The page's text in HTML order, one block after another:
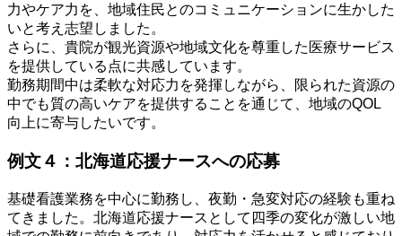
力やケア力を、地域住民とのコミュニケーションに生かした
いと考え志望しました。
さらに、貴院が観光資源や地域文化を尊重した医療サービス
を提供している点に共感しています。
勤務期間中は柔軟な対応力を発揮しながら、限られた資源の
中でも質の高いケアを提供することを通じて、地域のQOL
向上に寄与したいです。
例文４：北海道応援ナースへの応募
基礎看護業務を中心に勤務し、夜勤・急変対応の経験も重ね
てきました。北海道応援ナースとして四季の変化が激しい地